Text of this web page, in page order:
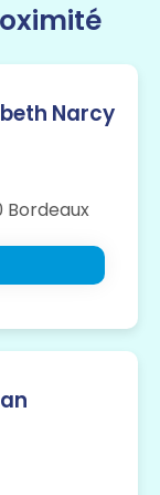
Narcy
Bordeaux